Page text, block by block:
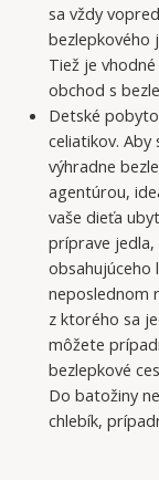
sa vždy
bezlepkového
Tiež je
obchod s
Detské
celiatikov.
výhradne
agentúrou,
vaše dieťa
príprave
obsahujúceho
neposlednom
z ktorého sa
môžete
bezlepkové
Do batožiny
chlebík,